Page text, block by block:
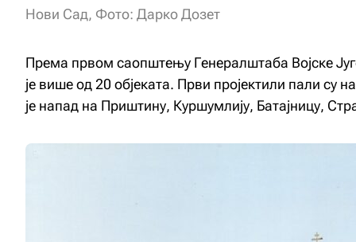
Нови Сад, Фото: Дарко Дозет
Према првом саопштењу Генералштаба Војске
је више од 20 објеката. Први пројектили пали су
је напад на Приштину, Куршумлију, Батајницу,